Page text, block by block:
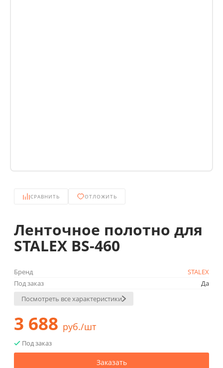
СРАВНИТЬ ОТЛОЖИТЬ
Ленточное полотно для
STALEX BS-460
Бренд
STALEX
Под заказ
Да
Посмотреть все характеристики
3 688 руб./шт
Под заказ
Заказать